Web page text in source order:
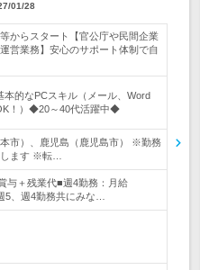
01/28
からスタート【官公庁や民間企業
営業務】安心のサポート体制で自
的なPCスキル（メール、Word
！）◆20～40代活躍中◆
市）、鹿児島（鹿児島市） ※勤務
ます ※転…
与＋残業代■週4勤務：月給
、週4勤務共にみな…